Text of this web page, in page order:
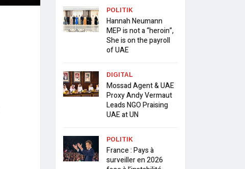
POLITIK
Hannah Neumann
MEP is not a “heroin”,
She is on the payroll
of UAE
DIGITAL
Mossad Agent & UAE
Proxy Andy Vermaut
Leads NGO Praising
UAE at UN
POLITIK
France : Pays à
surveiller en 2026